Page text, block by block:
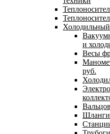
и
Весы
руб.
Шланги